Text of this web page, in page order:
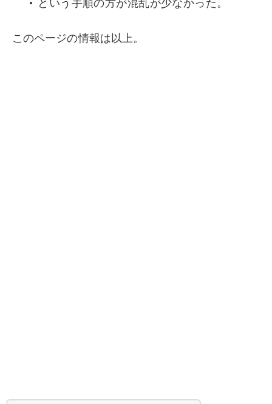
という手順の方が混乱が少なかった。
このページの情報は以上。